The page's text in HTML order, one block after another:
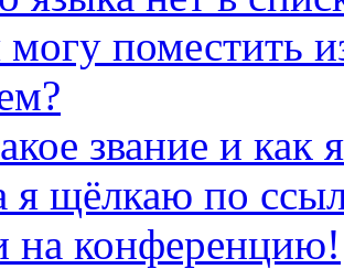
могу поместить
звание и как
я щёлкаю по
на конференцию!